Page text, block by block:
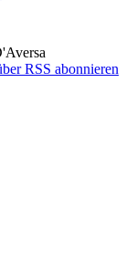
RSS abonnieren